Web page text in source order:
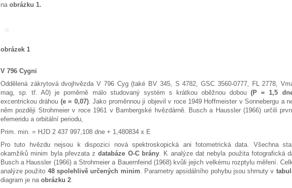
na obrázku 1.
obrázek 1
V 796 Cygni
Oddělená zákrytová dvojhvězda V 796 Cyg (také BV 345, S 4782, GSC 3560-0777, FL 2778,
mag, sp. tř. A0) je poměrně málo studovaný systém s krátkou oběžnou dobou(P = 1,5
excentrickou dráhou (e = 0,07). Jako proměnnou ji objevil v roce 1949 Hoffmeister v Sonnebergu a
něm později Strohmeier v roce 1961 v Bambergské hvězdárně. Busch a Haussler (1966) určili
efemeridu a orbitální periodu,
Prim. min. = HJD 2 437 997,108 dne + 1,480834 x E
Pro tuto hvězdu nejsou k dispozici nová spektroskopická ani fotometrická data. Všechna
okamžiků minim byla převzata zdatabáze O-C brány. K analýze dat nebyla použita fotografická
Busch a Haussler (1966) a Strohmeier a Bauernfeind (1968) kvůli jejich velkému rozptylu měření.
analýze použito 48 spolehlivě určených minim. Parametry apsidálního pohybu jsou shrnuty v
diagram je na obrázku 2.